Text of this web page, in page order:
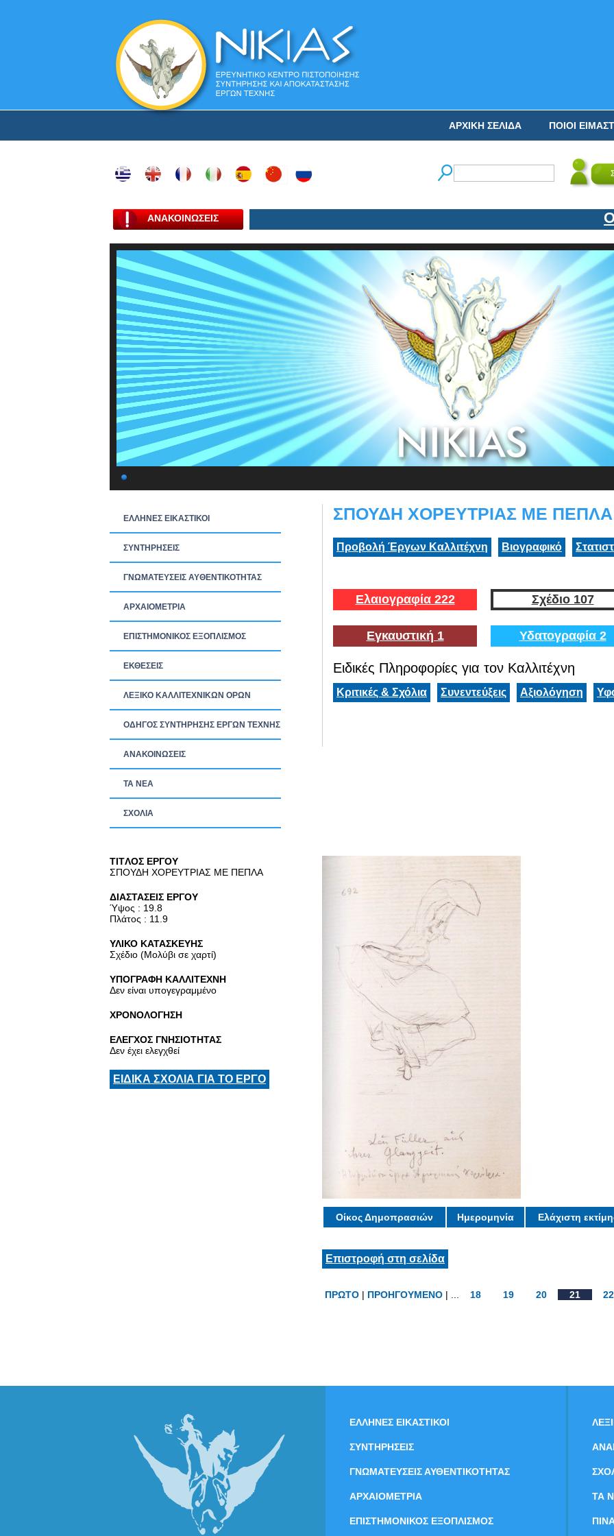
ΠΟΙΟΙ
ΑΡΧΙΚΗ ΣΕΛΙΔΑ
ΑΝΑΚΟΙΝΩΣΕΙΣ Ο
ΕΛΛΗΝΕΣ ΕΙΚΑΣΤΙΚΟΙ
ΣΥΝΤΗΡΗΣΕΙΣ
ΓΝΩΜΑΤΕΥΣΕΙΣ ΑΥΘΕΝΤΙΚΟΤΗΤΑΣ
ΑΡΧΑΙΟΜΕΤΡΙΑ
ΕΠΙΣΤΗΜΟΝΙΚΟΣ ΕΞΟΠΛΙΣΜΟΣ
ΕΚΘΕΣΕΙΣ
ΛΕΞΙΚΟ ΚΑΛΛΙΤΕΧΝΙΚΩΝ ΟΡΩΝ
ΟΔΗΓΟΣ ΣΥΝΤΗΡΗΣΗΣ ΕΡΓΩΝ ΤΕΧΝΗΣ
ΑΝΑΚΟΙΝΩΣΕΙΣ
ΤΑ ΝEΑ
ΣΧΟΛΙΑ
ΣΠΟΥΔΗ ΧΟΡΕΥΤΡΙΑΣ ΜΕ ΠΕΠΛΑ:
Προβολή Έργων Καλλιτέχνη Βιογραφικό
Ελαιογραφία 222 Σχέδιο 107
Εγκαυστική 1 Υδατογραφία 2
Ειδικές Πληροφορίες για τον Καλλιτέχνη
Κριτικές & Σχόλια Συνεντεύξεις Αξιολόγηση
TITΛΟΣ ΕΡΓΟΥ
ΣΠΟΥΔΗ ΧΟΡΕΥΤΡΙΑΣ ΜΕ ΠΕΠΛΑ
ΔΙΑΣΤΑΣΕΙΣ ΕΡΓΟΥ
Ύψος : 19.8
Πλάτος : 11.9
ΥΛΙΚΟ ΚΑΤΑΣΚΕΥΗΣ
Σχέδιο (Μολύβι σε χαρτί)
ΥΠΟΓΡΑΦΗ ΚΑΛΛΙΤΕΧΝΗ
Δεν είναι υπογεγραμμένο
ΧΡΟΝΟΛΟΓΗΣΗ
ΕΛΕΓΧΟΣ ΓΝΗΣΙΟΤΗΤΑΣ
Δεν έχει ελεγχθεί
ΕΙΔΙΚΑ ΣΧΟΛΙΑ ΓΙΑ ΤΟ ΕΡΓΟ
Οίκος Δημοπρασιών Ημερομηνία Ελάχιστη
Επιστροφή στη σελίδα
ΠΡΩΤΟ | ΠΡΟΗΓΟΥΜΕΝΟ | ... 18 19 20 21 22
ΕΛΛΗΝΕΣ ΕΙΚΑΣΤΙΚΟΙ
ΣΥΝΤΗΡΗΣΕΙΣ
ΓΝΩΜΑΤΕΥΣΕΙΣ ΑΥΘΕΝΤΙΚΟΤΗΤΑΣ
ΑΡΧΑΙΟΜΕΤΡΙΑ
ΕΠΙΣΤΗΜΟΝΙΚΟΣ ΕΞΟΠΛΙΣΜΟΣ
ΤΑ